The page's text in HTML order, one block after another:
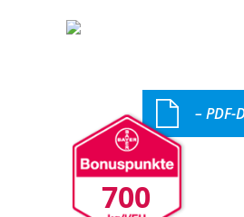
700
– PDF-